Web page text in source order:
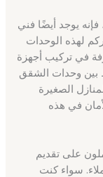
يوجد أيضًا فني
لهذه الوحدات
في تركيب أجهزة
بين وحدات الشقق
الصغيرة
في هذه
على تقديم
سواء كنت